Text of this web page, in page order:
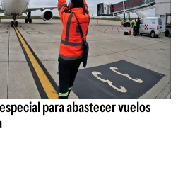
para abastecer vuelos